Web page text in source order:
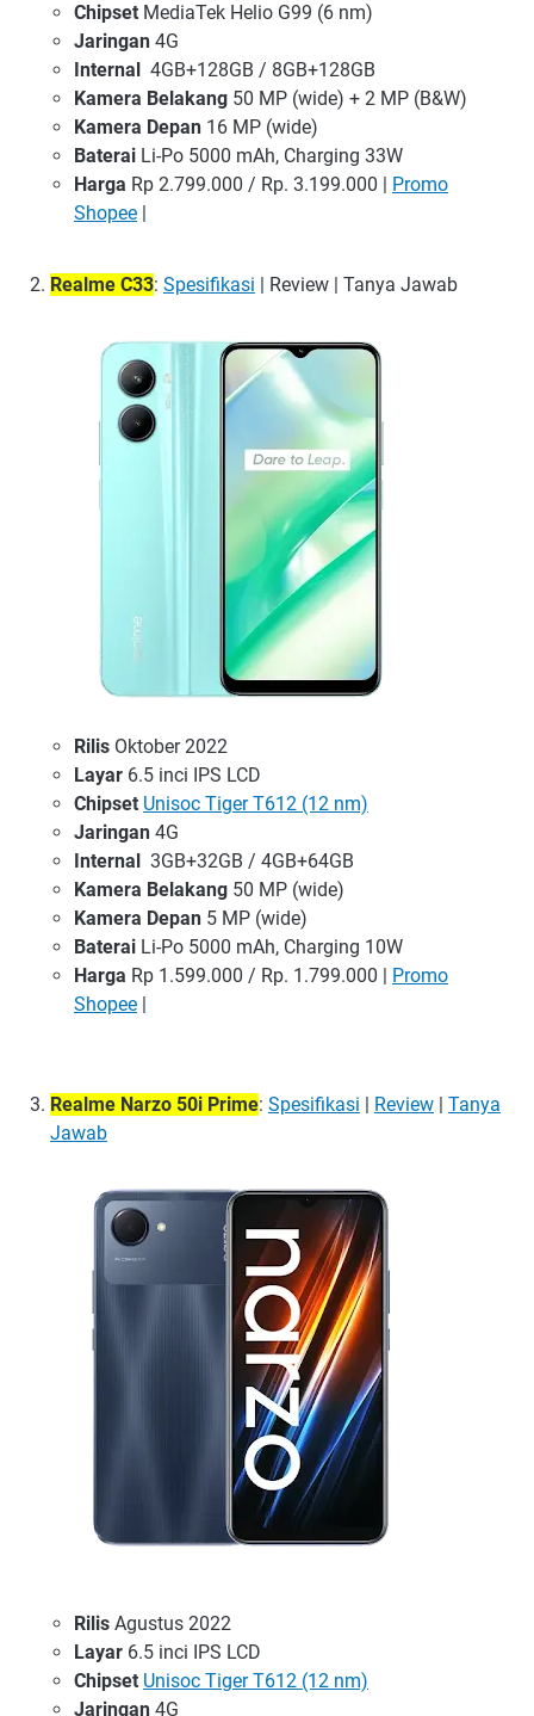
Chipset MediaTek Helio G99 (6 nm)
Jaringan 4G
Internal
4GB+128GB / 8GB+128GB
Kamera Belakang 50 MP (wide) + 2 MP (B&W)
Kamera Depan 16 MP (wide)
Baterai Li-Po 5000 mAh, Charging 33W
Harga Rp 2.799.000 / Rp. 3.199.000 |
Promo
Shopee
Realme C33: Spesifikasi | Review | Tanya Jawab
Rilis Oktober 2022
Layar 6.5 inci IPS LCD
Chipset Unisoc Tiger T612 (12 nm)
Jaringan 4G
Internal
3GB+32GB / 4GB+64GB
Kamera Belakang 50 MP (wide)
Kamera Depan 5 MP (wide)
Baterai Li-Po 5000 mAh, Charging 10W
Harga Rp 1.599.000 / Rp. 1.799.000 |
Promo
Shopee
Realme Narzo 50i Prime: Spesifikasi Review
Tanya
Jawab
Rilis Agustus 2022
Layar 6.5 inci IPS LCD
Chipset Unisoc Tiger T612 (12 nm)
Jaringan 4G